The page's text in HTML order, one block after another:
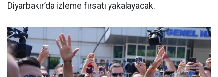
Diyarbakır’da izleme fırsatı yakalayacak.